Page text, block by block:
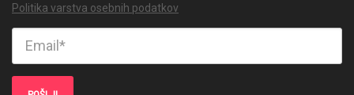
Politika varstva osebnih podatkov